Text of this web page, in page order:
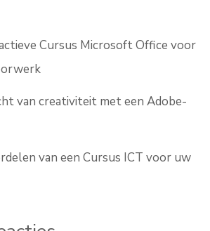
Cursus Microsoft Office voor
van creativiteit met een Adobe-
van een Cursus ICT voor uw